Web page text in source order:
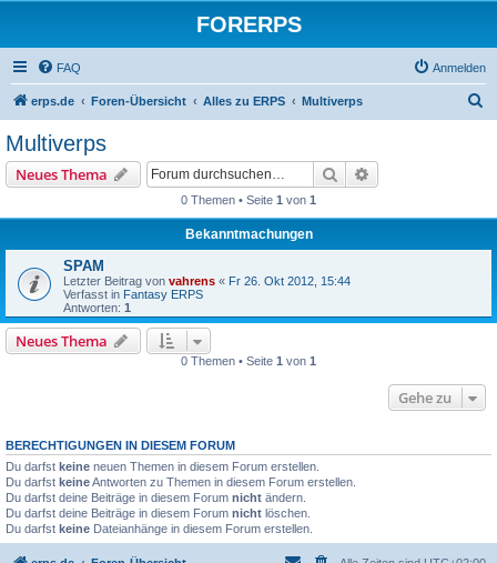
FORERPS
FAQ Anmelden
erps.de Foren-Übersicht Alles zu ERPS Multiverps
Multiverps
Neues Thema Suche
0 Themen • Seite 1 von 1
Bekanntmachungen
SPAM
Letzter Beitrag von vahrens « Fr 26. Okt 2012, 15:44
Verfasst in Fantasy ERPS
Antworten: 1
Neues Thema
0 Themen • Seite 1 von 1
Gehe zu
BERECHTIGUNGEN IN DIESEM FORUM
Du darfst keine neuen Themen in diesem Forum erstellen.
Du darfst keineAntworten zu Themen in diesem Forum erstellen.
Du darfst deine Beiträge in diesem Forum nicht ändern.
Du darfst deine Beiträge in diesem Forum nicht löschen.
Du darfst keine Dateianhänge in diesem Forum erstellen.